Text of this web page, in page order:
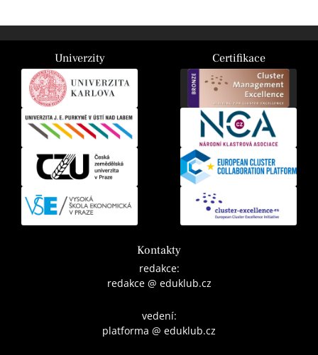
Univerzity Certifikace
Kontakty
redakce:
redakce @ eduklub.cz
vedení:
platforma @ eduklub.cz